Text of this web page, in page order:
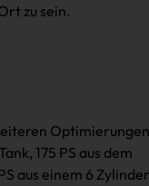
zu sein.
175 PS aus dem
aus einem 6 Zylinder